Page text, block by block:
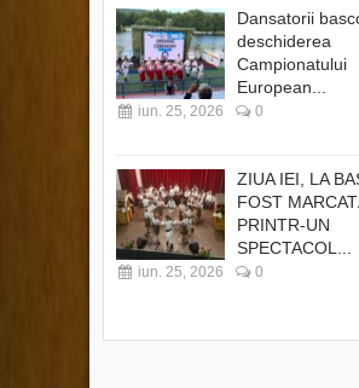
Dansatorii
deschiderea
Campionatului
European...
iun. 25, 2026 0
ZIUA IEI, LA
FOST
PRINTR-UN
SPECTACOL...
iun. 25, 2026 0